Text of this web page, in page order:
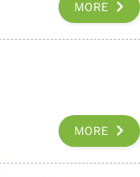
MORE
MORE